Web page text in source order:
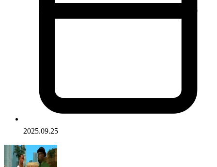
2025.09.25